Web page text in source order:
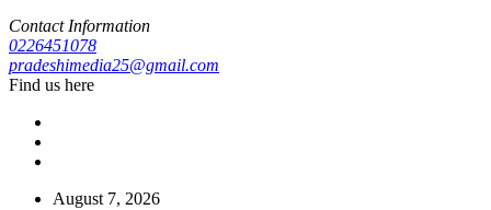
Contact Information
0226451078
pradeshimedia25@gmail.com
Find us here
August 7, 2026